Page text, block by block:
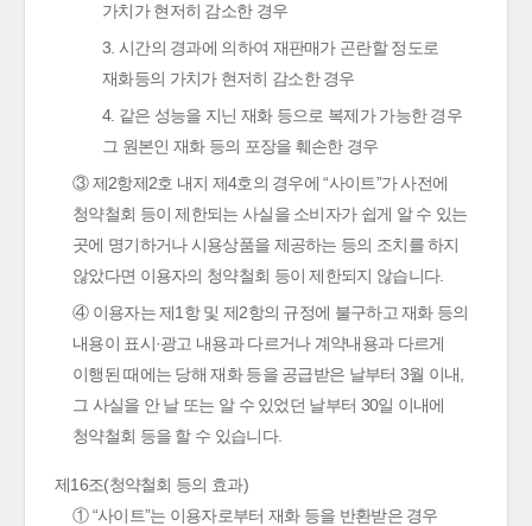
가치가 현저히 감소한 경우
3. 시간의 경과에 의하여 재판매가 곤란할 정도로
재화등의 가치가 현저히 감소한 경우
4. 같은 성능을 지닌 재화 등으로 복제가 가능한 경우
그 원본인 재화 등의 포장을 훼손한 경우
③ 제2항제2호 내지 제4호의 경우에 “사이트”가 사전에
청약철회 등이 제한되는 사실을 소비자가 쉽게 알 수 있는
곳에 명기하거나 시용상품을 제공하는 등의 조치를 하지
않았다면 이용자의 청약철회 등이 제한되지 않습니다.
④ 이용자는 제1항 및 제2항의 규정에 불구하고 재화 등의
내용이 표시·광고 내용과 다르거나 계약내용과 다르게
이행된 때에는 당해 재화 등을 공급받은 날부터 3월 이내,
그 사실을 안 날 또는 알 수 있었던 날부터 30일 이내에
청약철회 등을 할 수 있습니다.
제16조(청약철회 등의 효과)
① “사이트”는 이용자로부터 재화 등을 반환받은 경우